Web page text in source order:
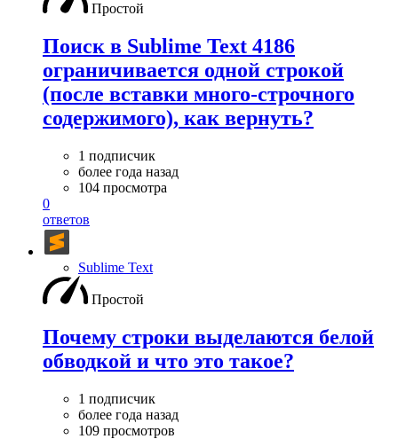
Простой
Поиск в Sublime Text 4186
ограничивается одной строкой
(после вставки много-строчного
содержимого), как вернуть?
1 подписчик
более года назад
104 просмотра
0
ответов
Sublime Text
Простой
Почему строки выделаются белой
обводкой и что это такое?
1 подписчик
более года назад
109 просмотров